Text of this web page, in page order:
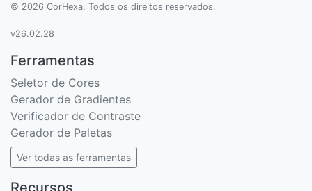
© 2026 CorHexa. Todos os direitos reservados.
v26.02.28
Ferramentas
Seletor de Cores
Gerador de Gradientes
Verificador de Contraste
Gerador de Paletas
Ver todas as ferramentas
Recursos